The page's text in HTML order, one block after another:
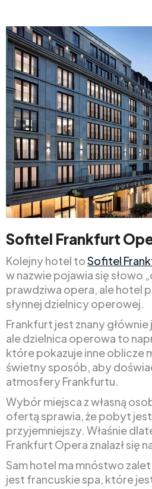
Sofitel Frankfurt
Kolejny hotel toSofitel
w nazwie pojawia się słowo
prawdziwa opera, ale hotel
słynnej dzielnicy operowej.
Frankfurt jest znany
ale dzielnica operowa to
które pokazuje inne oblicze
świetny sposób, aby
atmosfery Frankfurtu.
Wybór miejsca z własną
ofertą sprawia, że pobyt
przyjemniejszy. Właśnie
Frankfurt Opera znalazł się
Sam hotel ma mnóstwo
jest francuskie spa, które